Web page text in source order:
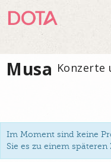
Musa Konzerte
Im Moment sind keine
Sie es zu einem